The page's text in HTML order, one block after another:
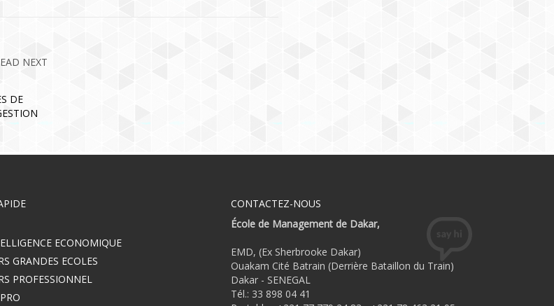
NEXT
DE
ECONOMIQUE
GRANDES ECOLES
PROFESSIONNEL
CONTACTEZ-NOUS
École de Management de Dakar,
EMD, (Ex Sherbrooke Dakar)
Ouakam Cité Batrain (Derrière Bataillon du Train)
Dakar - SENEGAL
Tél.: 33 898 04 41